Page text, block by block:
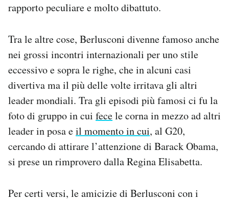
rapporto peculiare e molto dibattuto.
Tra le altre cose, Berlusconi divenne famoso anche
nei grossi incontri internazionali per uno stile
eccessivo e sopra le righe, che in alcuni casi
divertiva ma il più delle volte irritava gli altri
leader mondiali. Tra gli episodi più famosi ci fu la
foto di gruppo in cui fecele corna in mezzo ad altri
leader in posa eil momento in cui, al G20,
cercando di attirare l’attenzione di Barack Obama,
si prese un rimprovero dalla Regina Elisabetta.
Per certi versi, le amicizie di Berlusconi con i